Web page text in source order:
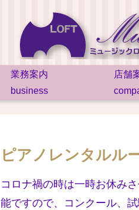
業務案内
business
店舗
ピアノレンタルル
コロナ禍の時は一時お休み
能ですので、コンクール、